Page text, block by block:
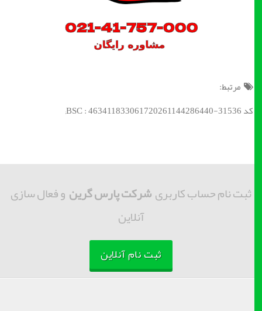
مرتبط:
کد BSC : 463411833061720261144286440-31536;
ثبت نام حساب کاربریشرکت پارس گرینو فعال سازی
آنلاین
ثبت نام آنلاین